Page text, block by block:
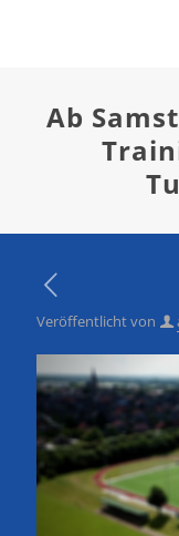
Ab
Veröffentlicht von